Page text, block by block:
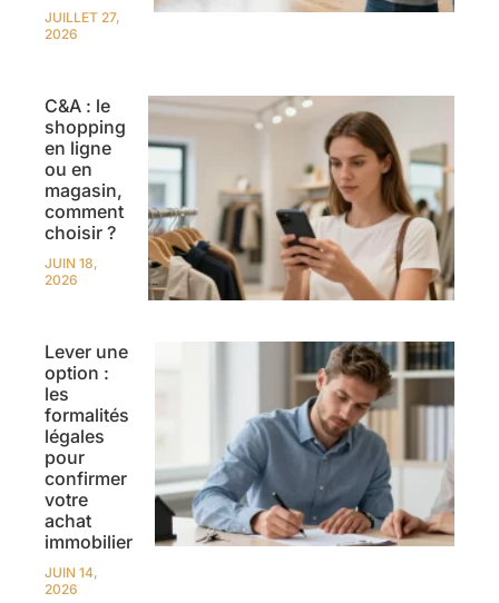
JUILLET 27,
2026
C&A : le
shopping
en ligne
ou en
magasin,
comment
choisir ?
JUIN 18,
2026
Lever une
option :
les
formalités
légales
pour
confirmer
votre
achat
immobilier
JUIN 14,
2026